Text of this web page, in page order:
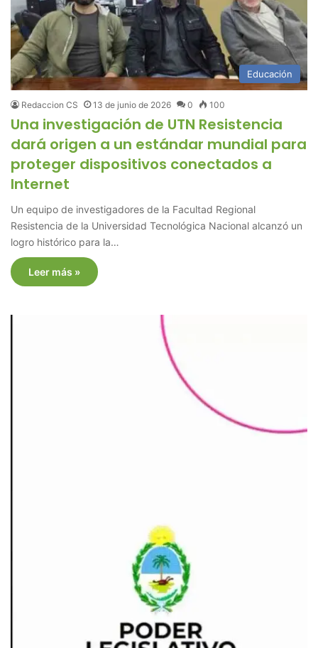
Educación
Redaccion CS 13 de junio de 2026 0 100
Una investigación de UTN Resistencia
dará origen a un estándar mundial para
proteger dispositivos conectados a
Internet
Un equipo de investigadores de la Facultad Regional
Resistencia de la Universidad Tecnológica Nacional alcanzó un
logro histórico para la…
Leer más »